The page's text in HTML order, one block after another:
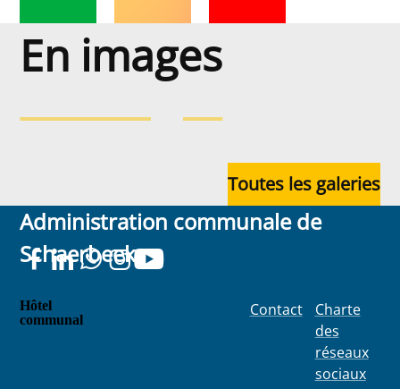
En images
En images
Toutes les galeries
Administration communale de
Schaerbeek
Hôtel
communal
Contact
Charte
des
réseaux
sociaux